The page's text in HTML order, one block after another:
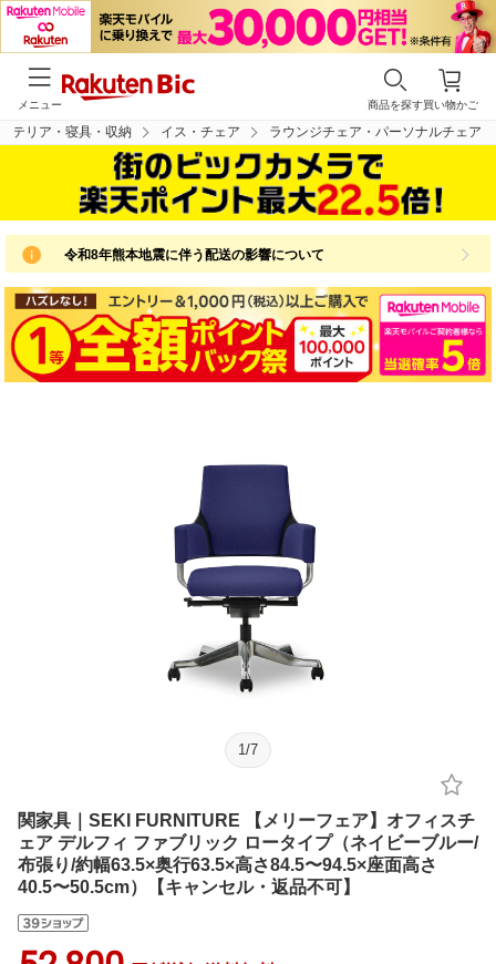
買い物かご
商品を探す
メニュー
テリア・寝具・収納 イス・チェア ラウンジチェア・パーソナルチェア
令和8年熊本地震に伴う配送の影響について
1 /7
関家具｜SEKI FURNITURE 【メリーフェア】オフィスチ
ェア デルフィ ファブリック ロータイプ（ネイビーブルー/
布張り/約幅63.5×奥行63.5×高さ84.5〜94.5×座面高さ
40.5〜50.5cm）【キャンセル・返品不可】